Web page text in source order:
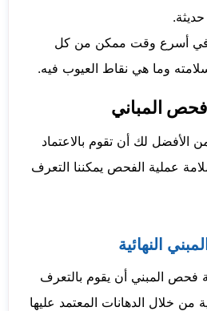
في أسرع وقت ممكن من كل
وما هي نقاط العيوب فيه.
المباني
الأفضل لك أن تقوم بالاعتماد
عملية الفحص يمكننا التعرف
النهائية
المبني أن يقوم بالتعرف
من خلال الدهانات المعتمد عليها